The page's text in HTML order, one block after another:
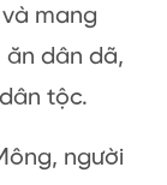
mang
ăn dân dã,
tộc.
người